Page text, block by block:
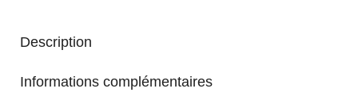
Description
Informations complémentaires